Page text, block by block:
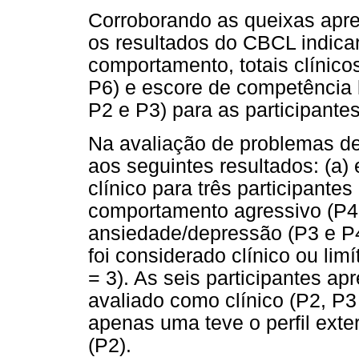
Corroborando as queixas
os resultados do CBCL
comportamento, totais
P6) e escore de
P2 e P3) para as
Na avaliação de problemas
aos seguintes resultados:
clínico para três
comportamento agressivo
ansiedade/depressão (P3 e
foi considerado clínico ou
= 3). As seis participantes
avaliado como clínico (P2,
apenas uma teve o perfil
(P2).